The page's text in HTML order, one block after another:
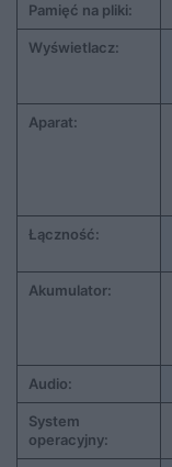
Pamięć na pliki:
Wyświetlacz:
Aparat:
Łączność:
Akumulator:
Audio:
System
operacyjny: